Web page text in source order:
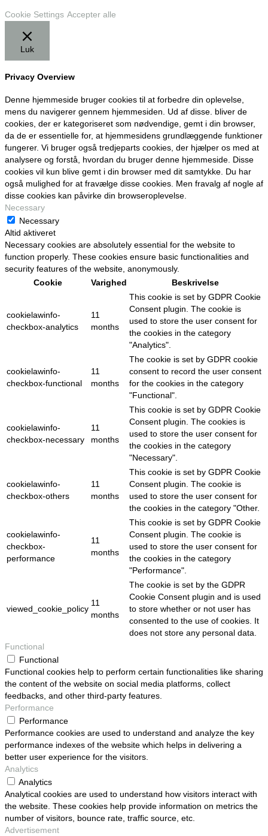
Cookie Settings Accepter alle
Luk
Privacy Overview
Denne hjemmeside bruger cookies til at forbedre din oplevelse,
mens du navigerer gennem hjemmesiden. Ud af disse. bliver de
cookies, der er kategoriseret som nødvendige, gemt i din browser,
da de er essentielle for, at hjemmesidens grundlæggende funktioner
fungerer. Vi bruger også tredjeparts cookies, der hjælper os med at
analysere og forstå, hvordan du bruger denne hjemmeside. Disse
cookies vil kun blive gemt i din browser med dit samtykke. Du har
også mulighed for at fravælge disse cookies. Men fravalg af nogle af
disse cookies kan påvirke din browseroplevelse.
Necessary
Necessary
Altid aktiveret
Necessary cookies are absolutely essential for the website to
function properly. These cookies ensure basic functionalities and
security features of the website, anonymously.
Cookie
Varighed Beskrivelse
cookielawinfo-
checkbox-analytics
11
months
This cookie is set by GDPR Cookie
Consent plugin. The cookie is
used to store the user consent for
the cookies in the category
"Analytics".
cookielawinfo-
checkbox-functional
11
months
The cookie is set by GDPR cookie
consent to record the user consent
for the cookies in the category
"Functional".
cookielawinfo-
checkbox-necessary
11
months
This cookie is set by GDPR Cookie
Consent plugin. The cookies is
used to store the user consent for
the cookies in the category
"Necessary".
cookielawinfo-
checkbox-others
11
months
This cookie is set by GDPR Cookie
Consent plugin. The cookie is
used to store the user consent for
the cookies in the category "Other.
cookielawinfo-
checkbox-
performance
11
months
This cookie is set by GDPR Cookie
Consent plugin. The cookie is
used to store the user consent for
the cookies in the category
"Performance".
viewed_cookie_policy
11
months
The cookie is set by the GDPR
Cookie Consent plugin and is used
to store whether or not user has
consented to the use of cookies. It
does not store any personal data.
Functional
Functional
Functional cookies help to perform certain functionalities like sharing
the content of the website on social media platforms, collect
feedbacks, and other third-party features.
Performance
Performance
Performance cookies are used to understand and analyze the key
performance indexes of the website which helps in delivering a
better user experience for the visitors.
Analytics
Analytics
Analytical cookies are used to understand how visitors interact with
the website. These cookies help provide information on metrics the
number of visitors, bounce rate, traffic source, etc.
Advertisement